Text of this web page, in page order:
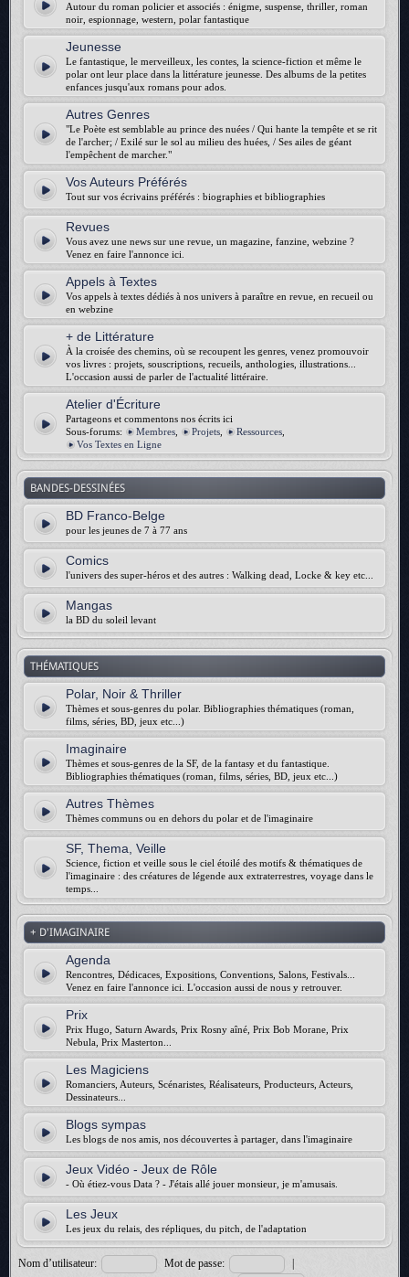
Autour du roman policier et associés : énigme, suspense, thriller, roman
noir, espionnage, western, polar fantastique
Jeunesse
Le fantastique, le merveilleux, les contes, la science-fiction et même le
polar ont leur place dans la littérature jeunesse. Des albums de la petites
enfances jusqu'aux romans pour ados.
Autres Genres
"Le Poète est semblable au prince des nuées / Qui hante la tempête et se rit
de l'archer; / Exilé sur le sol au milieu des huées, / Ses ailes de géant
l'empêchent de marcher."
Vos Auteurs Préférés
Tout sur vos écrivains préférés : biographies et bibliographies
Revues
Vous avez une news sur une revue, un magazine, fanzine, webzine ?
Venez en faire l'annonce ici.
Appels à Textes
Vos appels à textes dédiés à nos univers à paraître en revue, en recueil ou
en webzine
+ de Littérature
À la croisée des chemins, où se recoupent les genres, venez promouvoir
vos livres : projets, souscriptions, recueils, anthologies, illustrations...
L'occasion aussi de parler de l'actualité littéraire.
Atelier d'Écriture
Partageons et commentons nos écrits ici
Sous-forums:
Membres Projets Ressources
Vos Textes en Ligne
BANDES-DESSINÉES
BD Franco-Belge
pour les jeunes de 7 à 77 ans
Comics
l'univers des super-héros et des autres : Walking dead, Locke & key etc...
Mangas
la BD du soleil levant
THÉMATIQUES
Polar, Noir & Thriller
Thèmes et sous-genres du polar. Bibliographies thématiques (roman,
films, séries, BD, jeux etc...)
Imaginaire
Thèmes et sous-genres de la SF, de la fantasy et du fantastique.
Bibliographies thématiques (roman, films, séries, BD, jeux etc...)
Autres Thèmes
Thèmes communs ou en dehors du polar et de l'imaginaire
SF, Thema, Veille
Science, fiction et veille sous le ciel étoilé des motifs & thématiques de
l'imaginaire : des créatures de légende aux extraterrestres, voyage dans le
temps...
+ D'IMAGINAIRE
Agenda
Rencontres, Dédicaces, Expositions, Conventions, Salons, Festivals...
Venez en faire l'annonce ici. L'occasion aussi de nous y retrouver.
Prix
Prix Hugo, Saturn Awards, Prix Rosny aîné, Prix Bob Morane, Prix
Nebula, Prix Masterton...
Les Magiciens
Romanciers, Auteurs, Scénaristes, Réalisateurs, Producteurs, Acteurs,
Dessinateurs...
Blogs sympas
Les blogs de nos amis, nos découvertes à partager, dans l'imaginaire
Jeux Vidéo - Jeux de Rôle
- Où étiez-vous Data ? - J'étais allé jouer monsieur, je m'amusais.
Les Jeux
Les jeux du relais, des répliques, du pitch, de l'adaptation
Nom d’utilisateur: Mot de passe:
|